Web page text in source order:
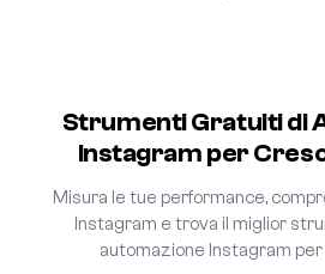
Strumenti Gratuiti di
Instagram per
Misura le tue performance,
Instagram e trova il miglior
automazione Instagram